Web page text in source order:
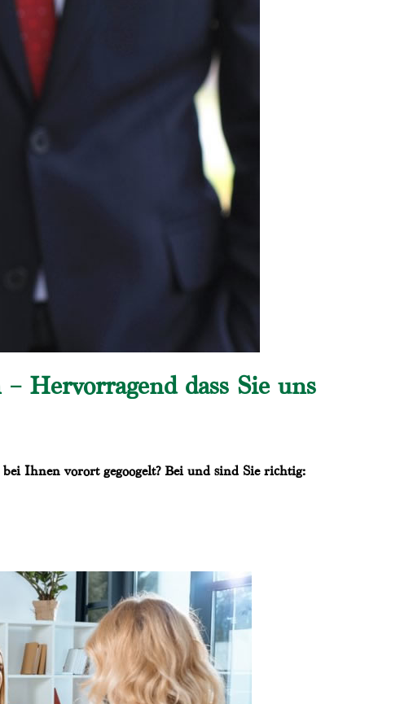
Hervorragend dass Sie uns
Ihnen vorort gegoogelt? Bei und sind Sie richtig: